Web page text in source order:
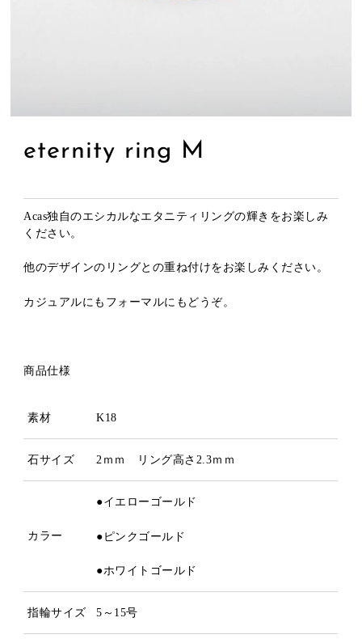
eternity ring M
Acas独自のエシカルなエタニティリングの輝きをお楽しみ
ください。
他のデザインのリングとの重ね付けをお楽しみください。
カジュアルにもフォーマルにもどうぞ。
商品仕様
素材 K18
石サイズ 2ｍｍ リング高さ2.3ｍｍ
カラー
●イエローゴールド
●ピンクゴールド
●ホワイトゴールド
指輪サイズ 5～15号